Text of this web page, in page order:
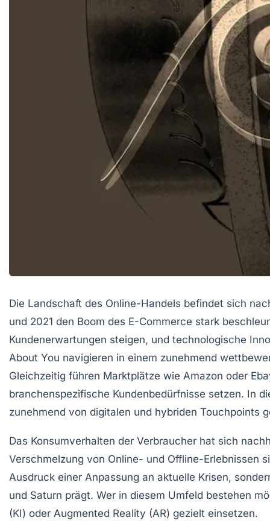
Die Landschaft des Online-Handels befindet sich
und 2021 den Boom des E-Commerce stark
Kundenerwartungen steigen, und technologische
About You navigieren in einem zunehmend
Gleichzeitig führen Marktplätze wie Amazon oder
branchenspezifische Kundenbedürfnisse setzen. In
zunehmend von digitalen und hybriden Touchpoints
Das Konsumverhalten der Verbraucher hat sich
Verschmelzung von Online- und Offline-Erlebnissen
Ausdruck einer Anpassung an aktuelle Krisen,
und Saturn prägt. Wer in diesem Umfeld bestehen
(KI) oder Augmented Reality (AR) gezielt einsetzen.